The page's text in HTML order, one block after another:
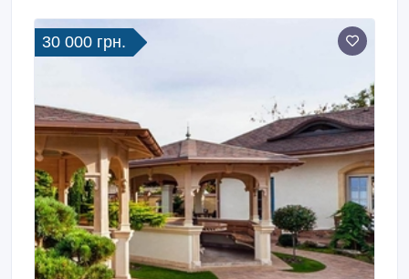
30 000 грн.